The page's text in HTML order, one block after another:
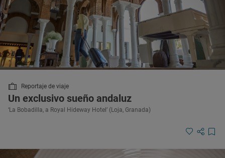
Reportaje de viaje
Un exclusivo sueño andaluz
‘La Bobadilla, a Royal Hideway Hotel’ (Loja, Granada)